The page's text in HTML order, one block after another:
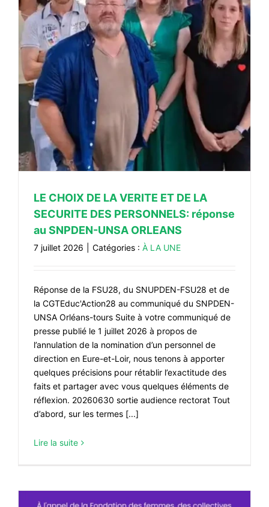
#ACTIONS
#VOS ÉLUES
#FORMATION
#COMMUNIQUÉS
#ÉLECTIONS
#MÉDIAS
#DÉBATS
LE CHOIX DE LA VERITE ET DE LA
SECURITE DES PERSONNELS: réponse
au SNPDEN-UNSA ORLEANS
7 juillet 2026 Catégories : À LA UNE
Réponse de la FSU28, du SNUPDEN-FSU28 et de
la CGTEduc'Action28 au communiqué du SNPDEN-
UNSA Orléans-tours Suite à votre communiqué de
presse publié le 1 juillet 2026 à propos de
l’annulation de la nomination d’un personnel de
direction en Eure-et-Loir, nous tenons à apporter
quelques précisions pour rétablir l’exactitude des
faits et partager avec vous quelques éléments de
réflexion. 20260630 sortie audience rectorat Tout
d’abord, sur les termes [...]
Lire la suite